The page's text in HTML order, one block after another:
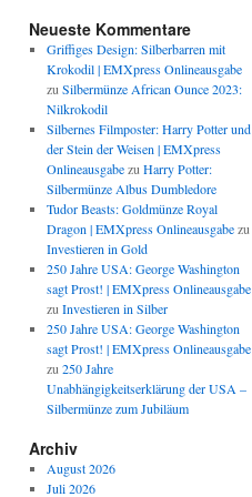
Neueste Kommentare
Griffiges Design: Silberbarren mit
Krokodil | EMXpress Onlineausgabe
zu Silbermünze African Ounce 2023:
Nilkrokodil
Silbernes Filmposter: Harry Potter und
der Stein der Weisen | EMXpress
Onlineausgabezu Harry Potter:
Silbermünze Albus Dumbledore
Tudor Beasts: Goldmünze Royal
Dragon | EMXpress Onlineausgabezu
Investieren in Gold
250 Jahre USA: George Washington
sagt Prost! | EMXpress Onlineausgabe
zu Investieren in Silber
250 Jahre USA: George Washington
sagt Prost! | EMXpress Onlineausgabe
zu 250 Jahre
Unabhängigkeitserklärung der USA –
Silbermünze zum Jubiläum
Archiv
August 2026
Juli 2026